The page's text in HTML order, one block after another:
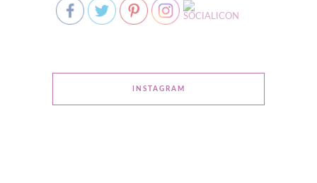
INSTAGRAM